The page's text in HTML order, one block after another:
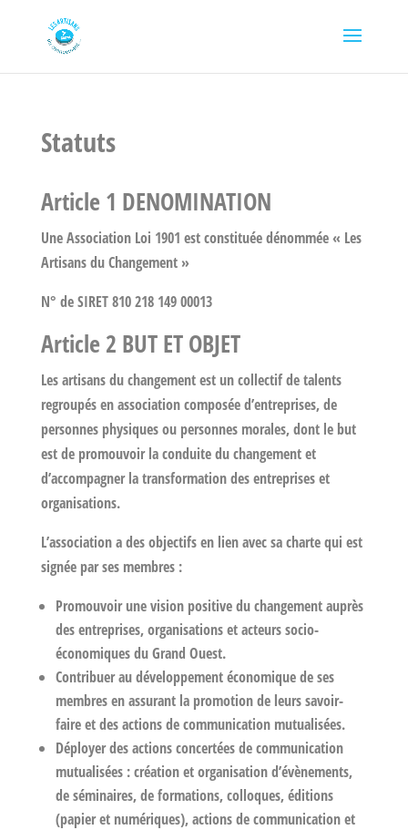
Statuts
Article 1 DENOMINATION
Une Association Loi 1901 est constituée dénommée « Les
Artisans du Changement »
N° de SIRET 810 218 149 00013
Article 2 BUT ET OBJET
Les artisans du changement est un collectif de talents
regroupés en association composée d’entreprises, de
personnes physiques ou personnes morales, dont le but
est de promouvoir la conduite du changement et
d’accompagner la transformation des entreprises et
organisations.
L’association a des objectifs en lien avec sa charte qui est
signée par ses membres :
Promouvoir une vision positive du changement auprès
des entreprises, organisations et acteurs socio-
économiques du Grand Ouest.
Contribuer au développement économique de ses
membres en assurant la promotion de leurs savoir-
faire et des actions de communication mutualisées.
Déployer des actions concertées de communication
mutualisées : création et organisation d’évènements,
de séminaires, de formations, colloques, éditions
(papier et numériques), actions de communication et